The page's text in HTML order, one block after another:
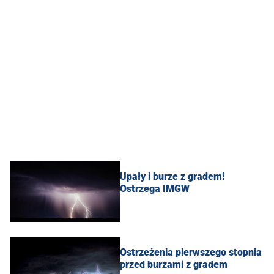
Upały i burze z gradem!
Ostrzega IMGW
Ostrzeżenia pierwszego stopnia
przed burzami z gradem